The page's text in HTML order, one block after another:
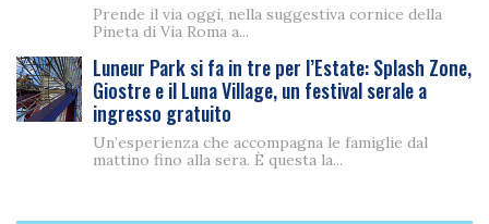
Prende il via oggi, nella suggestiva cornice della
Pineta di Via Roma a...
Luneur Park si fa in tre per l’Estate: Splash Zone,
Giostre e il Luna Village, un festival serale a
ingresso gratuito
Un’esperienza che accompagna le famiglie dal
mattino fino alla sera. È questa la...